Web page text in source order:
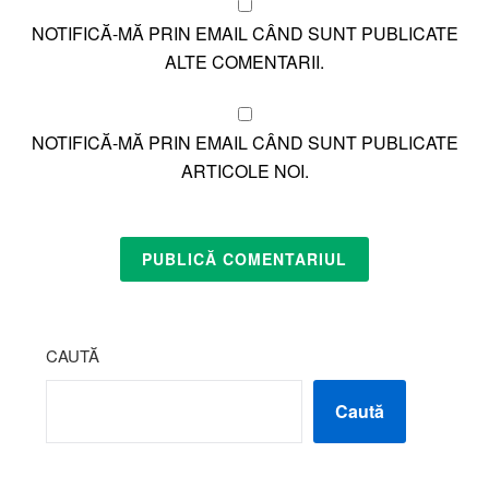
NOTIFICĂ-MĂ PRIN EMAIL CÂND SUNT PUBLICATE
ALTE COMENTARII.
NOTIFICĂ-MĂ PRIN EMAIL CÂND SUNT PUBLICATE
ARTICOLE NOI.
CAUTĂ
Caută